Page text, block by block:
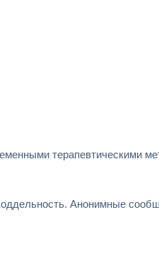
терапевтическими
Анонимные